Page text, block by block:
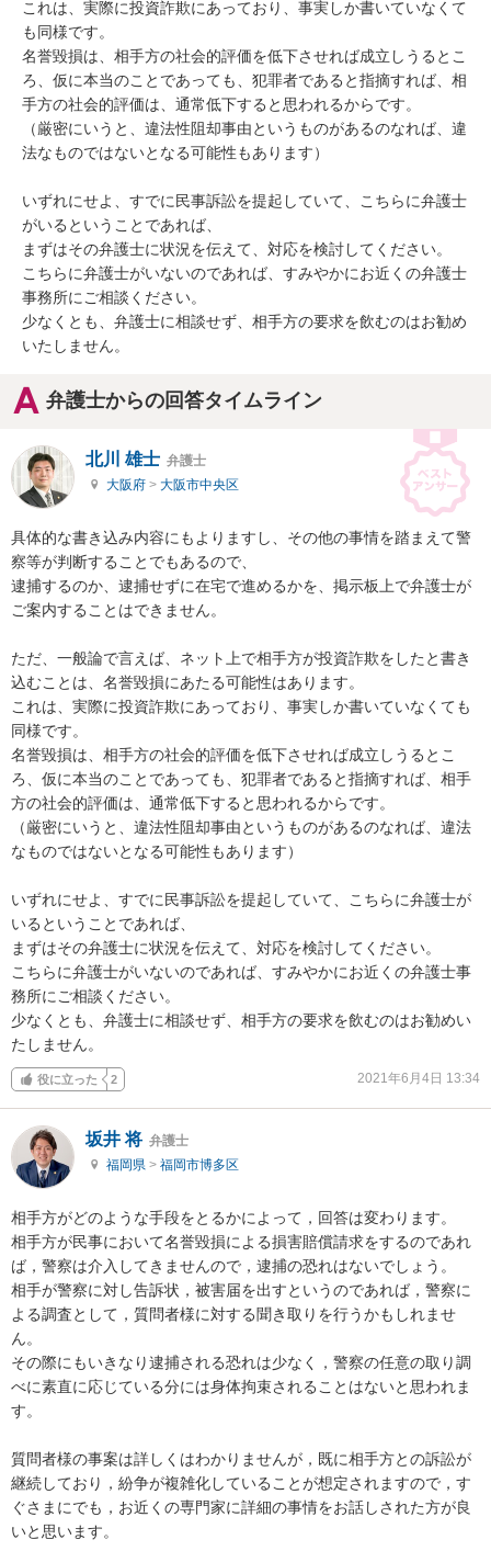
これは、実際に投資詐欺にあっており、事実しか書いていなくて
も同様です。
名誉毀損は、相手方の社会的評価を低下させれば成立しうるとこ
ろ、仮に本当のことであっても、犯罪者であると指摘すれば、相
手方の社会的評価は、通常低下すると思われるからです。
（厳密にいうと、違法性阻却事由というものがあるのなれば、違
法なものではないとなる可能性もあります）
いずれにせよ、すでに民事訴訟を提起していて、こちらに弁護士
がいるということであれば、
まずはその弁護士に状況を伝えて、対応を検討してください。
こちらに弁護士がいないのであれば、すみやかにお近くの弁護士
事務所にご相談ください。
少なくとも、弁護士に相談せず、相手方の要求を飲むのはお勧め
いたしません。
弁護士からの回答タイムライン
北川 雄士 弁護士
大阪府 > 大阪市中央区
具体的な書き込み内容にもよりますし、その他の事情を踏まえて警
察等が判断することでもあるので、
逮捕するのか、逮捕せずに在宅で進めるかを、掲示板上で弁護士が
ご案内することはできません。
ただ、一般論で言えば、ネット上で相手方が投資詐欺をしたと書き
込むことは、名誉毀損にあたる可能性はあります。
これは、実際に投資詐欺にあっており、事実しか書いていなくても
同様です。
名誉毀損は、相手方の社会的評価を低下させれば成立しうるとこ
ろ、仮に本当のことであっても、犯罪者であると指摘すれば、相手
方の社会的評価は、通常低下すると思われるからです。
（厳密にいうと、違法性阻却事由というものがあるのなれば、違法
なものではないとなる可能性もあります）
いずれにせよ、すでに民事訴訟を提起していて、こちらに弁護士が
いるということであれば、
まずはその弁護士に状況を伝えて、対応を検討してください。
こちらに弁護士がいないのであれば、すみやかにお近くの弁護士事
務所にご相談ください。
少なくとも、弁護士に相談せず、相手方の要求を飲むのはお勧めい
たしません。
役に立った 2 2021年6月4日 13:34
坂井 将 弁護士
福岡県 > 福岡市博多区
相手方がどのような手段をとるかによって，回答は変わります。
相手方が民事において名誉毀損による損害賠償請求をするのであれ
ば，警察は介入してきませんので，逮捕の恐れはないでしょう。
相手が警察に対し告訴状，被害届を出すというのであれば，警察に
よる調査として，質問者様に対する聞き取りを行うかもしれませ
ん。
その際にもいきなり逮捕される恐れは少なく，警察の任意の取り調
べに素直に応じている分には身体拘束されることはないと思われま
す。
質問者様の事案は詳しくはわかりませんが，既に相手方との訴訟が
継続しており，紛争が複雑化していることが想定されますので，す
ぐさまにでも，お近くの専門家に詳細の事情をお話しされた方が良
いと思います。